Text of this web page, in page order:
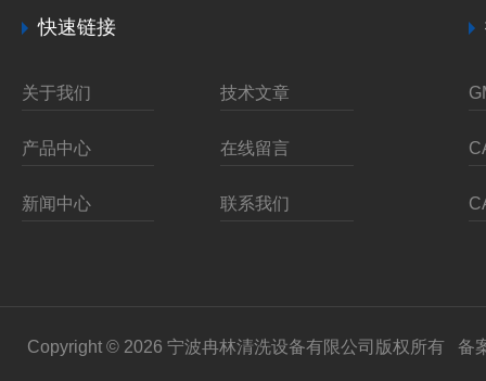
快速链接
关于我们 技术文章
产品中心 在线留言
新闻中心 联系我们
Copyright © 2026 宁波冉林清洗设备有限公司版权所有 备